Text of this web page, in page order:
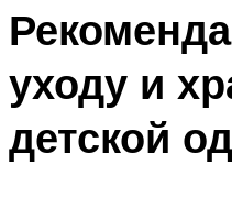
уходу и
детской